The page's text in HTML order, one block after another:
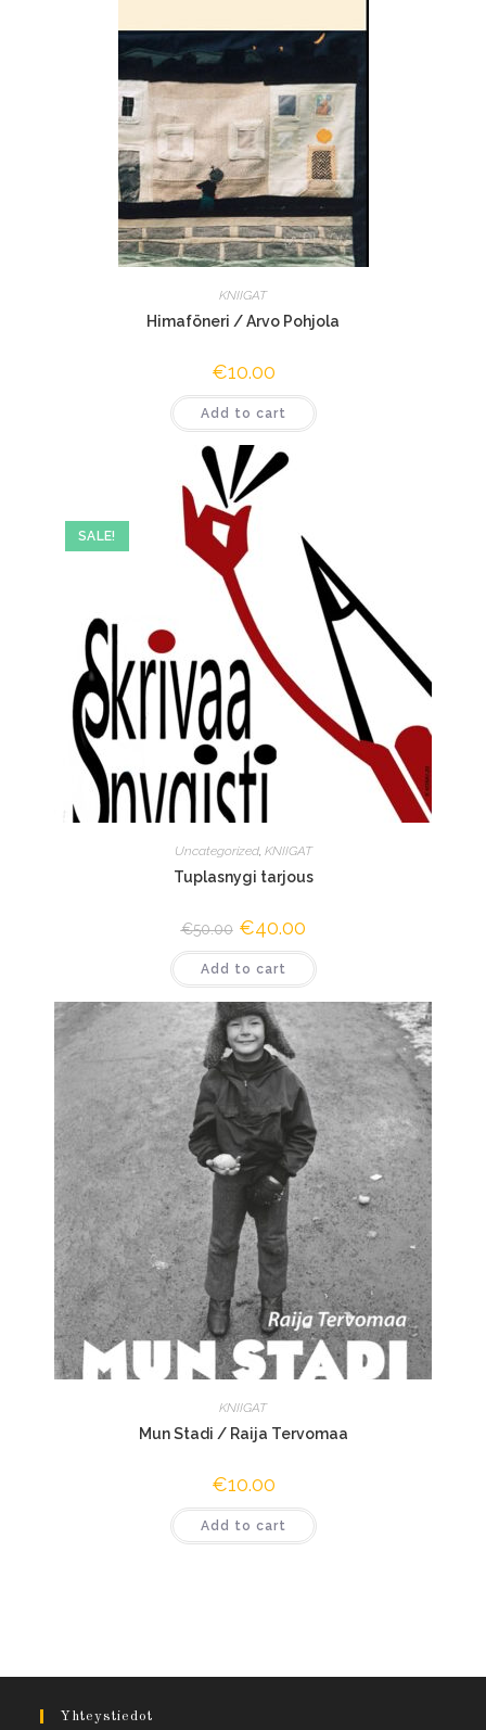
KNIIGAT
Himaföneri / Arvo Pohjola
€10.00
Add to cart
SALE!
Uncategorized, KNIIGAT
Tuplasnygi tarjous
€50.00 €40.00
Add to cart
KNIIGAT
Mun Stadi / Raija Tervomaa
€10.00
Add to cart
Yhteystiedot